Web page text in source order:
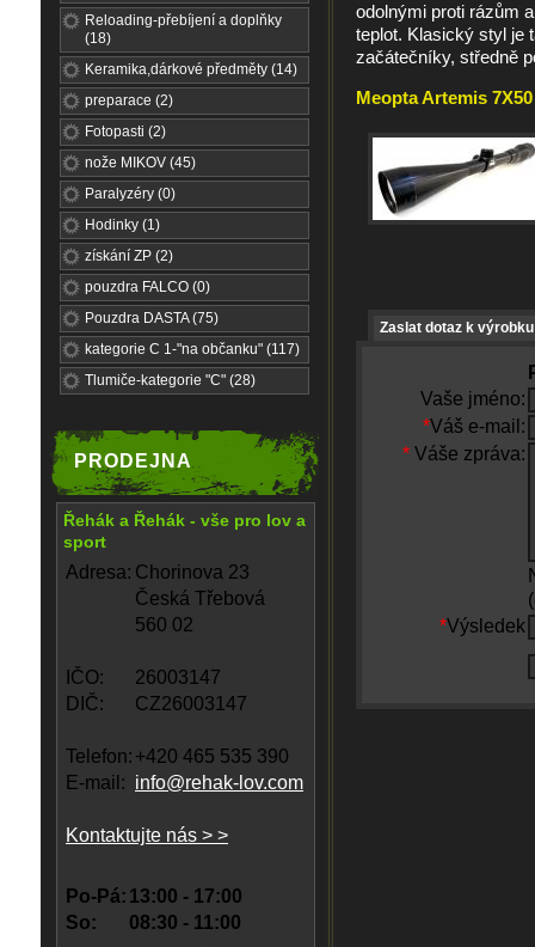
Reloading-přebíjení a doplňky
(18)
Keramika,dárkové předměty (14)
preparace (2)
Fotopasti (2)
nože MIKOV (45)
Paralyzéry (0)
Hodinky (1)
získání ZP (2)
pouzdra FALCO (0)
Pouzdra DASTA (75)
kategorie C 1-"na občanku" (117)
Tlumiče-kategorie "C" (28)
PRODEJNA
Řehák a Řehák - vše pro lov a
sport
Adresa: Chorinova 23
Česká Třebová
560 02
IČO:
26003147
DIČ:
CZ26003147
Telefon: +420 465 535 390
E-mail: info@rehak-lov.com
Kontaktujte nás > >
Po-Pá: 13:00 - 17:00
So:
08:30 - 11:00
odolnými proti rázům
teplot. Klasický styl je
začátečníky, středně
Meopta Artemis
Zaslat dotaz k výrobku
Vaše jméno:
*Váš e-mail:
* Váše zpráva:
*Výsledek